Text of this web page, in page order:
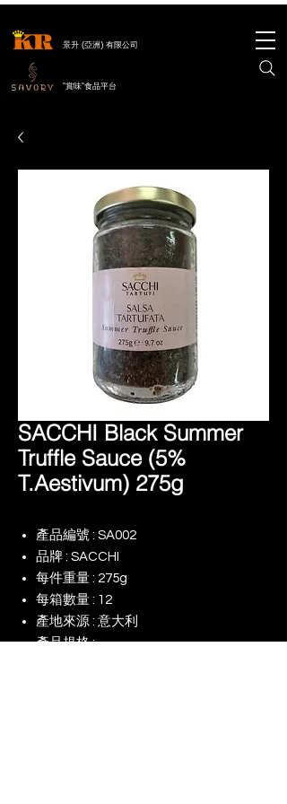
景升 (亞洲) 有限公司
"賞味"食品平台
SACCHI Black Summer
Truffle Sauce (5%
T.Aestivum) 275g
產品編號 : SA002
品牌 : SACCHI
每件重量 : 275g
每箱數量 : 12
產地來源 : 意大利
產品規格 : -